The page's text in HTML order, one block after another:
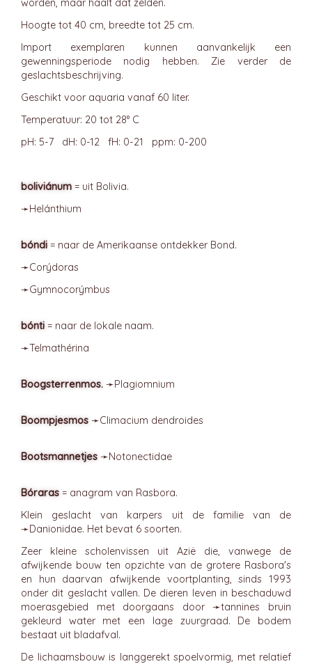
worden, maar haalt dat zelden.
Hoogte tot 40 cm, breedte tot 25 cm.
Import exemplaren kunnen aanvankelijk een
gewenningsperiode nodig hebben. Zie verder de
geslachtsbeschrijving.
Geschikt voor aquaria vanaf 60 liter.
Temperatuur: 20 tot 28° C
pH: 5-7 dH: 0-12 fH: 0-21 ppm: 0-200
boliviánum = uit Bolivia.
➛Helánthium
bóndi = naar de Amerikaanse ontdekker Bond.
➛Corýdoras
➛Gymnocorýmbus
bónti = naar de lokale naam.
➛Telmathérina
Boogsterrenmos. ➛Plagiomnium
Boompjesmos ➛Climacium dendroides
Bootsmannetjes ➛Notonectidae
Bóraras = anagram van Rasbora.
Klein geslacht van karpers uit de familie van de
➛Danionidae. Het bevat 6 soorten.
Zeer kleine scholenvissen uit Azië die, vanwege de
afwijkende bouw ten opzichte van de grotere Rasbora's
en hun daarvan afwijkende voortplanting, sinds 1993
onder dit geslacht vallen. De dieren leven in beschaduwd
moerasgebied met doorgaans door ➛tannines bruin
gekleurd water met een lage zuurgraad. De bodem
bestaat uit bladafval.
De lichaamsbouw is langgerekt spoelvormig, met relatief